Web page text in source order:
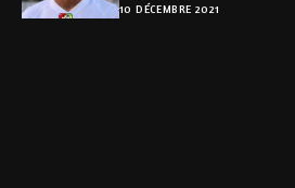
10 DÉCEMBRE 2021